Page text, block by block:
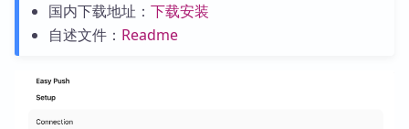
国内下载地址： 下载安装
自述文件： Readme